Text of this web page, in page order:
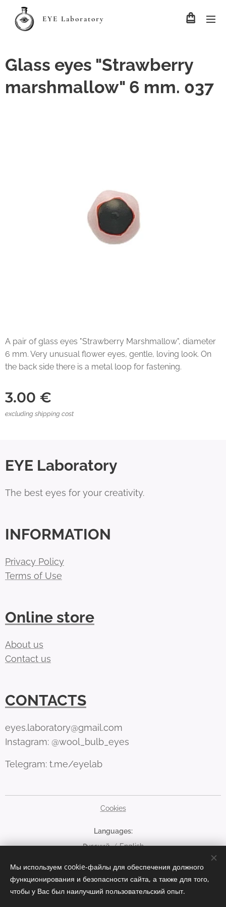
EYE Laboratory
Glass eyes "Strawberry
marshmallow" 6 mm. 037
A pair of glass eyes "Strawberry Marshmallow", diameter
6 mm. Very unusual flower eyes, gentle, loving look. On
the back side there is a metal loop for fastening.
3.00 €
excluding shipping cost
EYE Laboratory
The best eyes for your creativity.
INFORMATION
Privacy Policy
Terms of Use
Online store
About us
Contact us
CONTACTS
eyes.laboratory@gmail.com
Instagram: @wool_bulb_eyes
Telegram: t.me/eyelab
Cookies
Languages
Русский
English
Currency
EUR €
RUB руб USD $
Мы используем cookie-файлы для обеспечения должного
функционирования и безопасности сайта, а также для того,
чтобы у Вас был наилучший пользовательский опыт.